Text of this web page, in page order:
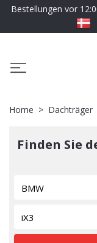
Bestellungen vor
Home Dachträger
Finden Sie